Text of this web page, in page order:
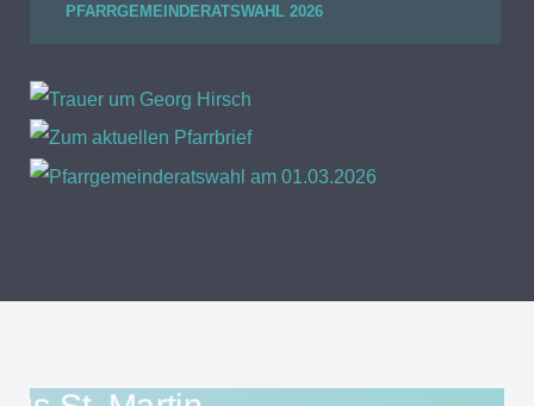
PFARRGEMEINDERATSWAHL 2026